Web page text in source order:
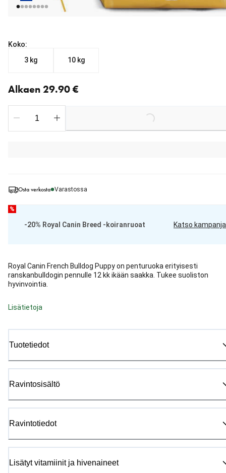
Osta verkosta Varastossa
%
-20% Royal Canin Breed -koiranruoat Katso kampanja
Royal Canin French Bulldog Puppy on penturuoka erityisesti
ranskanbulldogin pennulle 12 kk ikään saakka. Tukee suoliston
hyvinvointia.
Lisätietoja
Tuotetiedot
Ravintosisältö
Ravintotiedot
Lisätyt vitamiinit ja hivenaineet
Koko:
3 kg
10 kg
Alkaen 29.90 €
Loading...